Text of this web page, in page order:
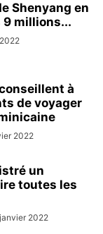
Shenyang en
9 millions...
à
de voyager
2022
un
toutes les
2022